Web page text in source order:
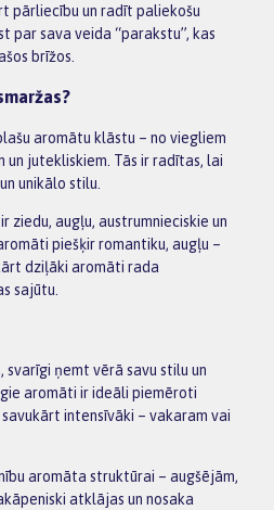
pārliecību un radīt paliekošu
par sava veida “parakstu”, kas
brīžos.
aromātu klāstu – no viegliem
un jutekliskiem. Tās ir radītas, lai
unikālo stilu.
ziedu, augļu, austrumnieciskie un
piešķir romantiku, augļu –
dziļāki aromāti rada
sajūtu.
svarīgi ņemt vērā savu stilu un
aromāti ir ideāli piemēroti
intensīvāki – vakaram vai
aromāta struktūrai – augšējām,
atklājas un nosaka